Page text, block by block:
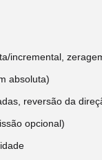
incremental,
absoluta)
reversão da
opcional)